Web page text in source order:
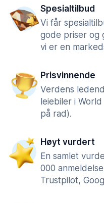
Spesialtilbud
Vi får
gode priser og
vi er en
Prisvinnende
Verdens
leiebiler i
på rad).
Høyt vurdert
En samlet
000
Trustpilot,